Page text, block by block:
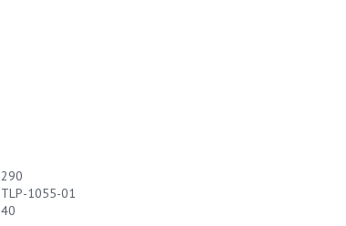
290
TLP-1055-01
40